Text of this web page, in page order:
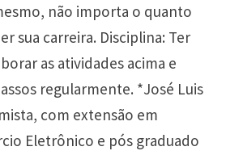
não importa o quanto
sua carreira. Disciplina: Ter
as atividades acima e
regularmente. *José Luis
com extensão em
Eletrônico e pós graduado